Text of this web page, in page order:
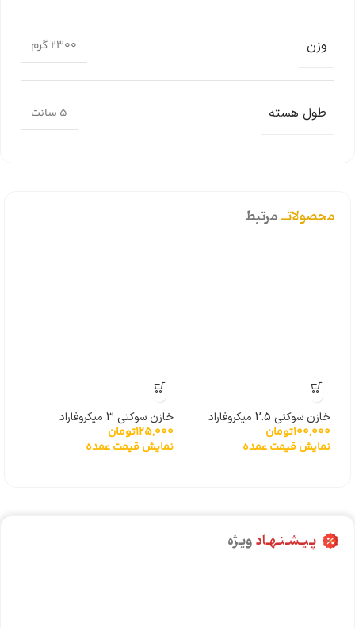
وزن 2300 گرم
طول هسته 5 سانت
محصولاتــمرتبط
خازن سوکتی 2.5 میکروفاراد
100,000تومان
نمایش قیمت عمده
خازن سوکتی 3 میکروفاراد
125,000تومان
نمایش قیمت عمده
پـیـشـنـهـادویـژه